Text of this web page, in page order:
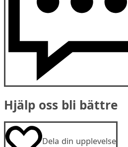
Hjälp oss bli bättre
Dela din upplevelse